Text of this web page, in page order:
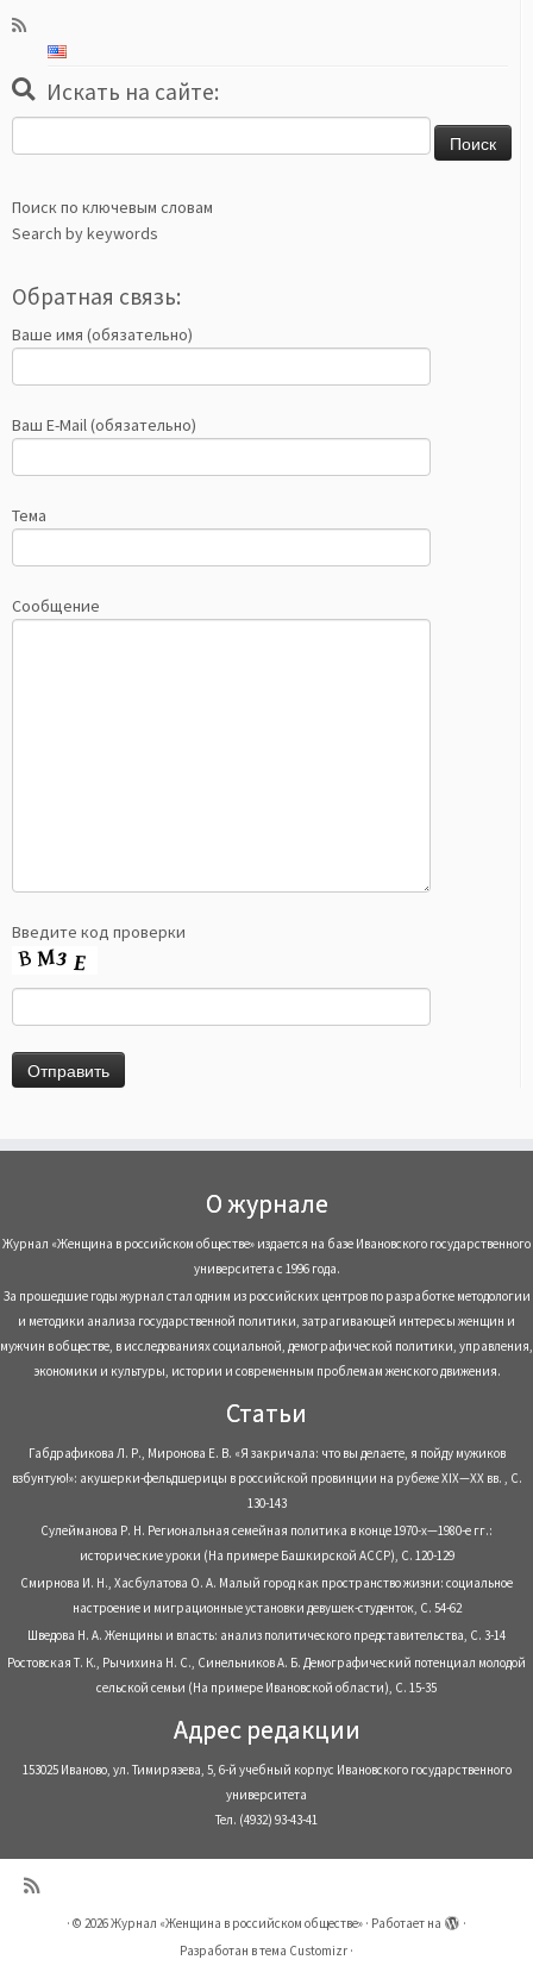
Искать на сайте:
Поиск по ключевым словам
Search by keywords
Обратная связь:
Ваше имя (обязательно)
Ваш E-Mail (обязательно)
Тема
Сообщение
Введите код проверки
О журнале
Журнал «Женщина в российском обществе» издается на базе Ивановского государственного
университета с 1996 года.
За прошедшие годы журнал стал одним из российских центров по разработке методологии
и методики анализа государственной политики, затрагивающей интересы женщин и
мужчин в обществе, в исследованиях социальной, демографической политики, управления,
экономики и культуры, истории и современным проблемам женского движения.
Статьи
Габдрафикова Л. Р., Миронова Е. В. «Я закричала: что вы делаете, я пойду мужиков
взбунтую!»: акушерки-фельдшерицы в российской провинции на рубеже XIX—XX вв. , С.
130-143
Сулейманова Р. Н. Региональная семейная политика в конце 1970-х—1980-е гг.:
исторические уроки (На примере Башкирской АССР), С. 120-129
Смирнова И. Н., Хасбулатова О. А. Малый город как пространство жизни: социальное
настроение и миграционные установки девушек-студенток, С. 54-62
Шведова Н. А. Женщины и власть: анализ политического представительства, С. 3-14
Ростовская Т. К., Рычихина Н. С., Синельников А. Б. Демографический потенциал молодой
сельской семьи (На примере Ивановской области), С. 15-35
Адрес редакции
153025 Иваново, ул. Тимирязева, 5, 6-й учебный корпус Ивановского государственного
университета
Тел. (4932) 93-43-41
· © 2026Журнал «Женщина в российском обществе» · Работает на
·
Разработан втема Customizr ·